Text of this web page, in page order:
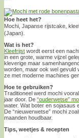
Hoe heet het?
Mochi, Japanse rijstcake,
(Japan).
Wat is het?
Kleefrijst wordt eerst een
in een grote, warme vijzel
kleverige maar
worden, maar ook wel gevuld
ze met moderne machines
Hoe te gebruiken?
Traditioneel werd mochi
jaar door. De “ouderwetse”
water. Wat boter en sojasaus
De “nieuwerwetse” mochi
maanden houdbaar.
Tips, weetjes & recepten